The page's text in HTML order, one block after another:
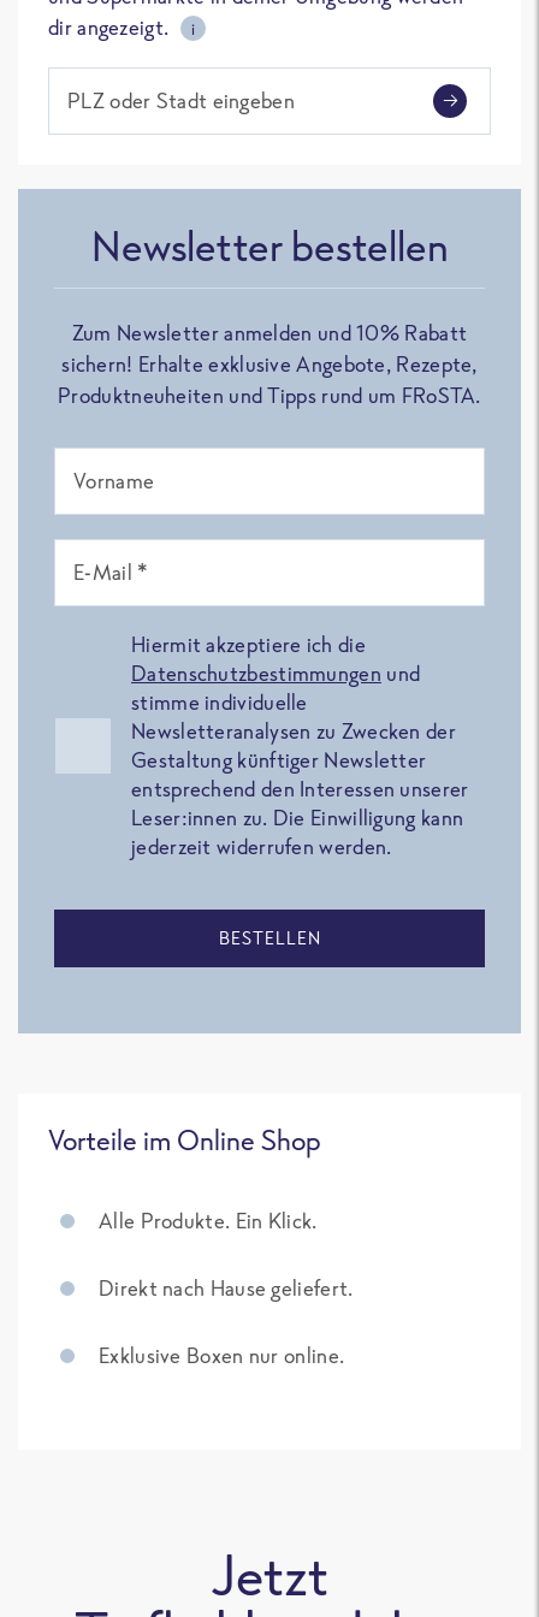
dir angezeigt.
i
PLZ oder Stadt eingeben
Newsletter bestellen
Zum Newsletter anmelden und 10% Rabatt
sichern! Erhalte exklusive Angebote, Rezepte,
Produktneuheiten und Tipps rund um FRoSTA.
Vorname
E-Mail *
Hiermit akzeptiere ich die
Datenschutzbestimmungen und
stimme individuelle
Newsletteranalysen zu Zwecken der
Gestaltung künftiger Newsletter
entsprechend den Interessen unserer
Leser:innen zu. Die Einwilligung kann
jederzeit widerrufen werden.
BESTELLEN
Vorteile im Online Shop
Alle Produkte. Ein Klick.
Direkt nach Hause geliefert.
Exklusive Boxen nur online.
Jetzt